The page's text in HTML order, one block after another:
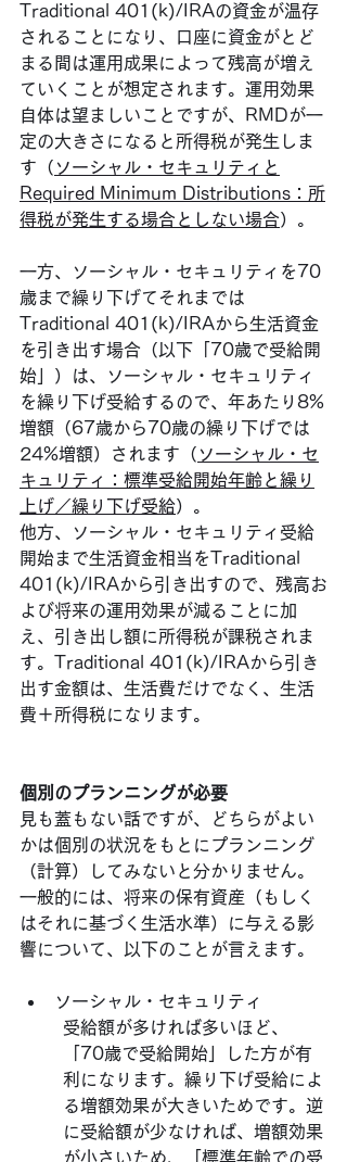
Traditional 401(k)/IRAの資金が温存
されることになり、口座に資金がとど
まる間は運用成果によって残高が増え
ていくことが想定されます。運用効果
自体は望ましいことですが、RMDが一
定の大きさになると所得税が発生しま
す（ ソーシャル・セキュリティと
Required Minimum Distributions：所
得税が発生する場合としない場合）。
一方、ソーシャル・セキュリティを70
歳まで繰り下げてそれまでは
Traditional 401(k)/IRAから生活資金
を引き出す場合（以下「70歳で受給開
始」）は、ソーシャル・セキュリティ
を繰り下げ受給するので、年あたり8%
増額（67歳から70歳の繰り下げでは
24%増額）されます（ ソーシャル・セ
キュリティ：標準受給開始年齢と繰り
上げ／繰り下げ受給）。
他方、ソーシャル・セキュリティ受給
開始まで生活資金相当をTraditional
401(k)/IRAから引き出すので、残高お
よび将来の運用効果が減ることに加
え、引き出し額に所得税が課税されま
す。Traditional 401(k)/IRAから引き
出す金額は、生活費だけでなく、生活
費＋所得税になります。
個別のプランニングが必要
見も蓋もない話ですが、どちらがよい
かは個別の状況をもとにプランニング
（計算）してみないと分かりません。
一般的には、将来の保有資産（もしく
はそれに基づく生活水準）に与える影
響について、以下のことが言えます。
ソーシャル・セキュリティ
受給額が多ければ多いほど、
「70歳で受給開始」した方が有
利になります。繰り下げ受給によ
る増額効果が大きいためです。逆
に受給額が少なければ、増額効果
が小さいため、「標準年齢での受